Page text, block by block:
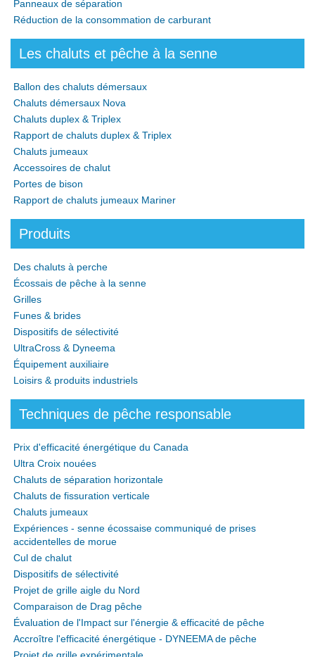
Panneaux de séparation
Réduction de la consommation de carburant
Les chaluts et pêche à la senne
Ballon des chaluts démersaux
Chaluts démersaux Nova
Chaluts duplex & Triplex
Rapport de chaluts duplex & Triplex
Chaluts jumeaux
Accessoires de chalut
Portes de bison
Rapport de chaluts jumeaux Mariner
Produits
Des chaluts à perche
Écossais de pêche à la senne
Grilles
Funes & brides
Dispositifs de sélectivité
UltraCross & Dyneema
Équipement auxiliaire
Loisirs & produits industriels
Techniques de pêche responsable
Prix d'efficacité énergétique du Canada
Ultra Croix nouées
Chaluts de séparation horizontale
Chaluts de fissuration verticale
Chaluts jumeaux
Expériences - senne écossaise communiqué de prises
accidentelles de morue
Cul de chalut
Dispositifs de sélectivité
Projet de grille aigle du Nord
Comparaison de Drag pêche
Évaluation de l'Impact sur l'énergie & efficacité de pêche
Accroître l'efficacité énergétique - DYNEEMA de pêche